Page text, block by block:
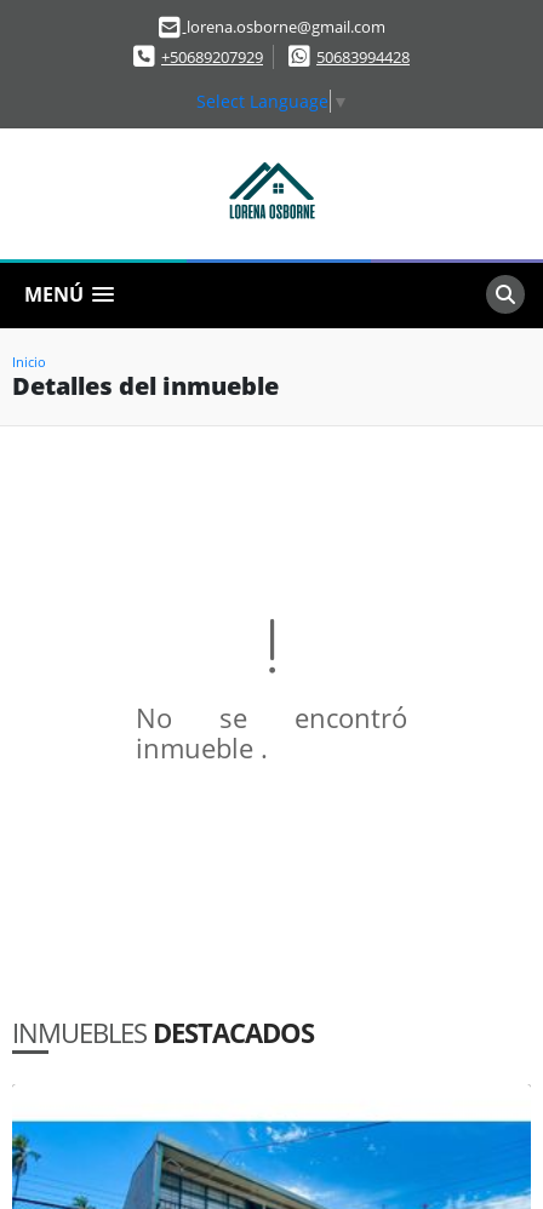
lorena.osborne@gmail.com
+50689207929
50683994428
Select Language ▼
MENÚ
Inicio
Detalles del inmueble
No se encontró
inmueble .
INMUEBLES DESTACADOS